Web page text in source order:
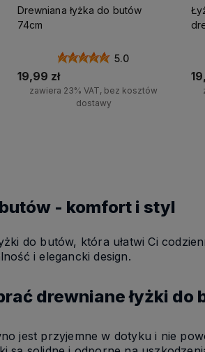
zadowolonych
pozytywnych opinii!
produkowane w
Wspieraj ekologię i
gospodarkę
Drewniana łyżka do butów
74cm
5.0
19,99 zł
zawiera 23% VAT, bez kosztów
dostawy
- komfort i styl
do butów, która ułatwi Ci
i elegancki design.
drewniane łyżki do
jest przyjemne w dotyku i nie